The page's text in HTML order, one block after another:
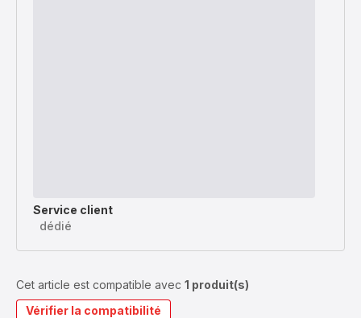
Service client
dédié
Cet article est compatible avec 1 produit(s)
Vérifier la compatibilité